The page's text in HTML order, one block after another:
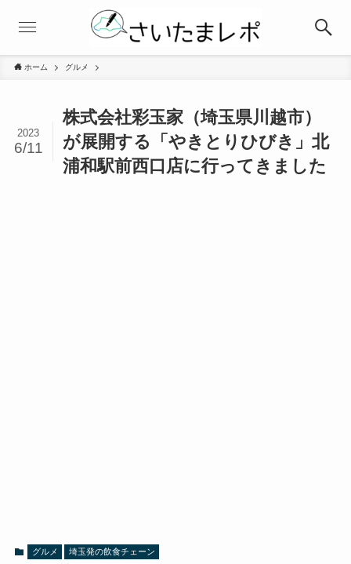
ホーム グルメ
株式会社彩玉家（埼玉県川越市）
が展開する「やきとりひびき」北
浦和駅前西口店に行ってきました
2023
6/11
グルメ 埼玉発の飲食チェーン